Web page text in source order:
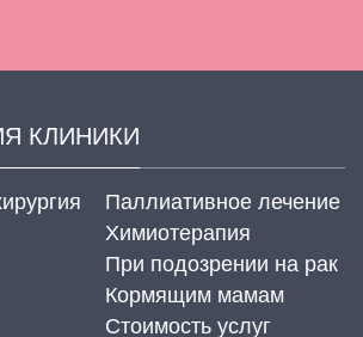
КЛИНИКИ
Паллиативное лечение
Химиотерапия
При подозрении на рак
Кормящим мамам
Стоимость услуг